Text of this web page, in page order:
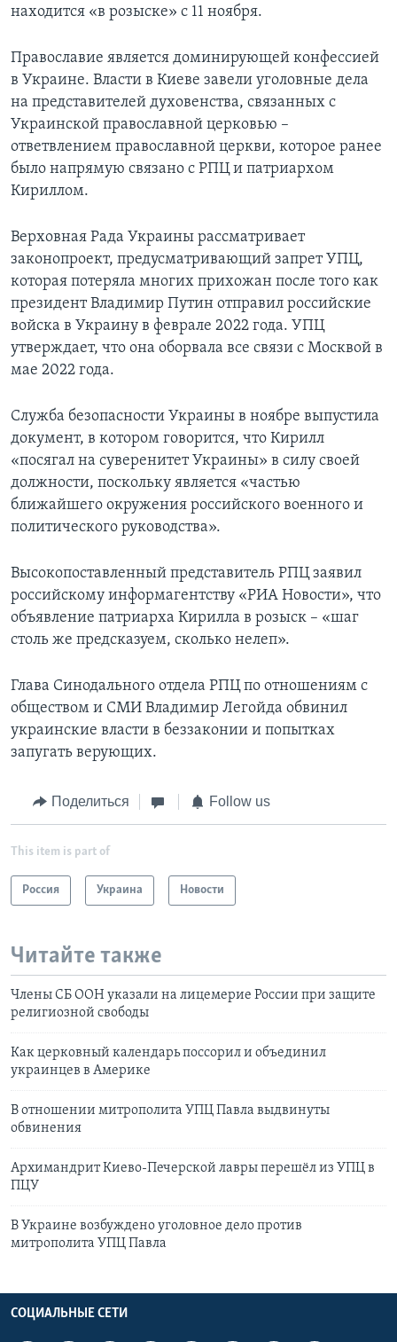
находится «в розыске» с 11 ноября.
Православие является доминирующей конфессией
в Украине. Власти в Киеве завели уголовные дела
на представителей духовенства, связанных с
Украинской православной церковью –
ответвлением православной церкви, которое ранее
было напрямую связано с РПЦ и патриархом
Кириллом.
Верховная Рада Украины рассматривает
законопроект, предусматривающий запрет УПЦ,
которая потеряла многих прихожан после того как
президент Владимир Путин отправил российские
войска в Украину в феврале 2022 года. УПЦ
утверждает, что она оборвала все связи с Москвой в
мае 2022 года.
Служба безопасности Украины в ноябре выпустила
документ, в котором говорится, что Кирилл
«посягал на суверенитет Украины» в силу своей
должности, поскольку является «частью
ближайшего окружения российского военного и
политического руководства».
Высокопоставленный представитель РПЦ заявил
российскому информагентству «РИА Новости», что
объявление патриарха Кирилла в розыск – «шаг
столь же предсказуем, сколько нелеп».
Глава Синодального отдела РПЦ по отношениям с
обществом и СМИ Владимир Легойда обвинил
украинские власти в беззаконии и попытках
запугать верующих.
Поделиться Follow us
This item is part of
Россия Украина Новости
Читайте также
Члены СБ ООН указали на лицемерие России при защите
религиозной свободы
Как церковный календарь поссорил и объединил
украинцев в Америке
В отношении митрополита УПЦ Павла выдвинуты
обвинения
Архимандрит Киево-Печерской лавры перешёл из УПЦ в
ПЦУ
В Украине возбуждено уголовное дело против
митрополита УПЦ Павла
СОЦИАЛЬНЫЕ СЕТИ